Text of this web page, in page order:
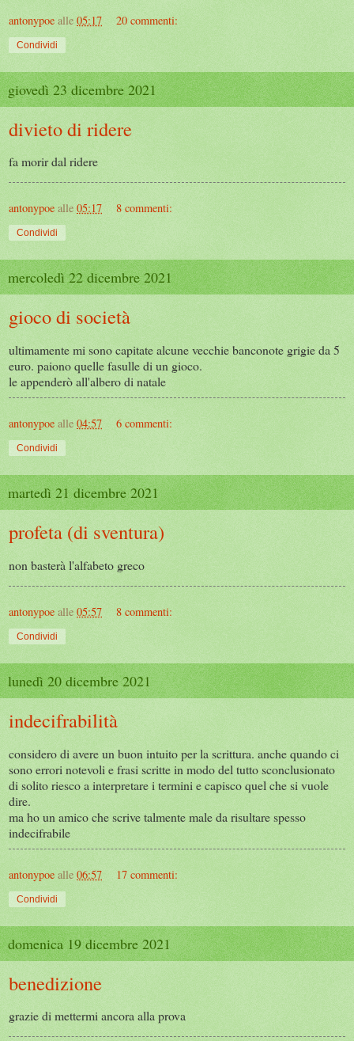
antonypoe alle 05:17 20 commenti:
Condividi
giovedì 23 dicembre 2021
divieto di ridere
fa morir dal ridere
antonypoe alle 05:17 8 commenti:
Condividi
mercoledì 22 dicembre 2021
gioco di società
ultimamente mi sono capitate alcune vecchie banconote grigie da 5
euro. paiono quelle fasulle di un gioco.
le appenderò all'albero di natale
antonypoe alle 04:57 6 commenti:
Condividi
martedì 21 dicembre 2021
profeta (di sventura)
non basterà l'alfabeto greco
antonypoe alle 05:57 8 commenti:
Condividi
lunedì 20 dicembre 2021
indecifrabilità
considero di avere un buon intuito per la scrittura. anche quando ci
sono errori notevoli e frasi scritte in modo del tutto sconclusionato
di solito riesco a interpretare i termini e capisco quel che si vuole
dire.
ma ho un amico che scrive talmente male da risultare spesso
indecifrabile
antonypoe alle 06:57 17 commenti:
Condividi
domenica 19 dicembre 2021
benedizione
grazie di mettermi ancora alla prova